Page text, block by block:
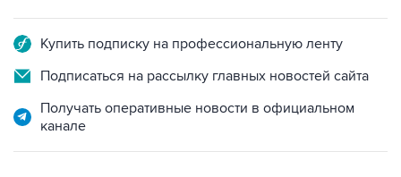
Купить подписку на профессиональную ленту
Подписаться на рассылку главных новостей сайта
Получать оперативные новости в официальном
канале